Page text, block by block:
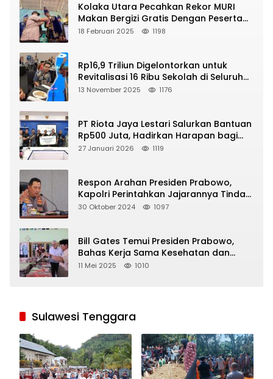
Kolaka Utara Pecahkan Rekor MURI
Makan Bergizi Gratis Dengan Peserta
Terbanyak
18 Februari 2025 1198
Rp16,9 Triliun Digelontorkan untuk
Revitalisasi 16 Ribu Sekolah di Seluruh
Indonesia
13 November 2025 1176
PT Riota Jaya Lestari Salurkan Bantuan
Rp500 Juta, Hadirkan Harapan bagi
Korban Bencana di Sumatera
27 Januari 2026 1119
Respon Arahan Presiden Prabowo,
Kapolri Perintahkan Jajarannya Tindak
Tegas Pelaku Judi Online
30 Oktober 2024 1097
Bill Gates Temui Presiden Prabowo,
Bahas Kerja Sama Kesehatan dan
Program Makan Bergizi Gratis
11 Mei 2025 1010
Sulawesi Tenggara